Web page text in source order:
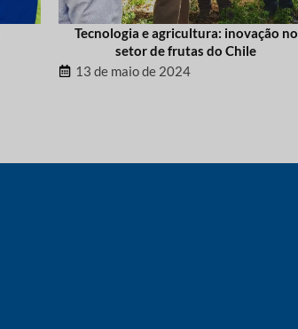
Tecnologia e agricultura: inovação no
setor de frutas do Chile
13 de maio de 2024